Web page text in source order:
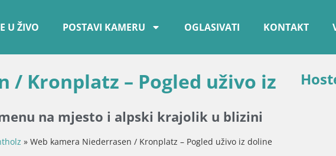
U ŽIVO POSTAVI KAMERU OGLASIVATI KONTAKT
/ Kronplatz – Pogled uživo iz
na mjesto i alpski krajolik u blizini
» Web kamera Niederrasen / Kronplatz – Pogled uživo iz doline